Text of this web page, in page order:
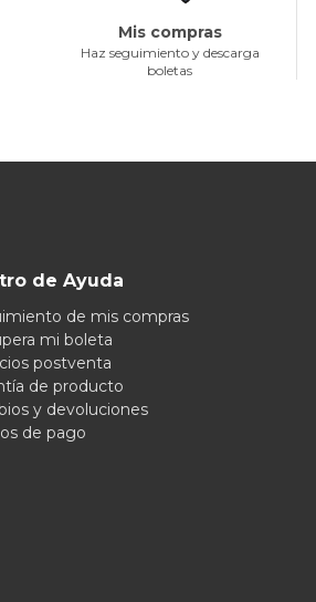
Mis compras
Haz seguimiento y descarga
boletas
de Ayuda
de mis compras
mi boleta
postventa
de producto
y devoluciones
de pago